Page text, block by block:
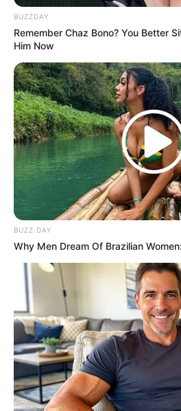
BRAINBERRIES
CVS Hides This $1 Generic
It's Really In.
FRIDAY PLANS
BUZZDAY
Remember Chaz Bono? You Better
Him Now
BUZZ DAY
Why Men Dream Of Brazilian